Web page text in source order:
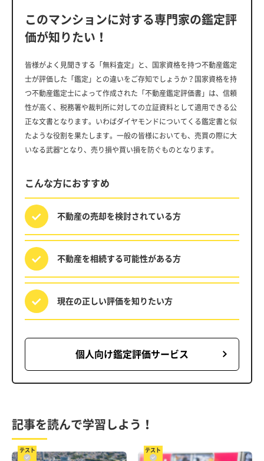
このマンションに対する専門家の鑑定評
価が知りたい！
皆様がよく見聞きする「無料査定」と、国家資格を持つ不動産鑑定
士が評価した「鑑定」との違いをご存知でしょうか？国家資格を持
つ不動産鑑定士によって作成された「不動産鑑定評価書」は、信頼
性が高く、税務署や裁判所に対しての立証資料として適用できる公
正な文書となります。いわばダイヤモンドについてくる鑑定書と似
たような役割を果たします。一般の皆様においても、売買の際に大
いなる武器”となり、売り損や買い損を防ぐものとなります。
こんな方におすすめ
不動産の売却を検討されている方
不動産を相続する可能性がある方
現在の正しい評価を知りたい方
個人向け鑑定評価サービス
記事を読んで学習しよう！
テスト テスト